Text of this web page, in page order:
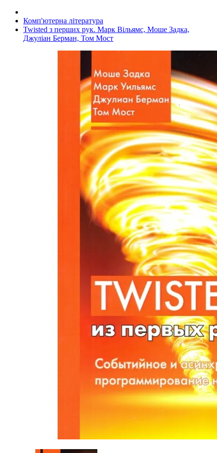
Комп'ютерна література
Twisted з перших рук. Марк Вільямс, Моше Задка,
Джуліан Берман, Том Мост